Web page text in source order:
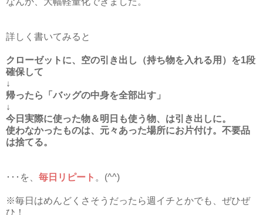
詳しく書いてみると
クローゼットに、空の引き出し（持ち物を入れる用）を1段
確保して
↓
帰ったら「バッグの中身を全部出す」
↓
今日実際に使った物＆明日も使う物、は引き出しに。
使わなかったものは、元々あった場所にお片付け。不要品
は捨てる。
･･･を、 毎日リピート 。(^^)
※毎日はめんどくさそうだったら週イチとかでも、ぜひぜ
ひ！